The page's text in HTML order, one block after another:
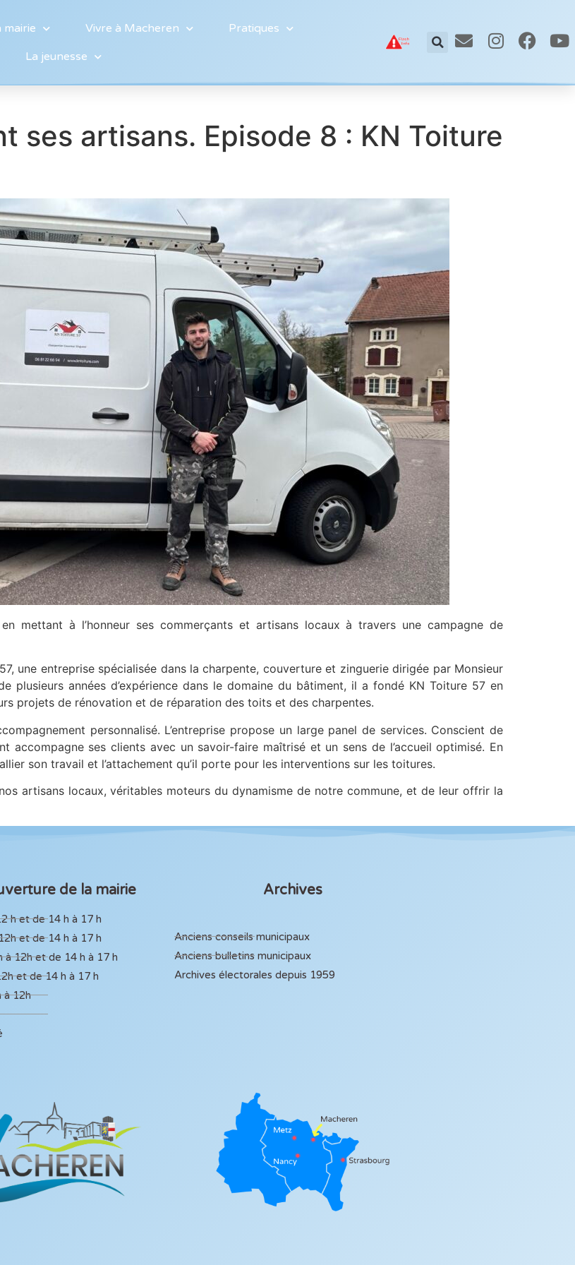
mairie Vivre à Macheren
Pratiques
La jeunesse
ses artisans. Episode 8 : KN Toiture
mettant à l’honneur ses commerçants et artisans locaux à travers une campagne de
une entreprise spécialisée dans la charpente, couverture et zinguerie dirigée par Monsieur
plusieurs années d’expérience dans le domaine du bâtiment, il a fondé KN Toiture 57 en
projets de rénovation et de réparation des toits et des charpentes.
personnalisé. L’entreprise propose un large panel de services. Conscient de
accompagne ses clients avec un savoir-faire maîtrisé et un sens de l’accueil optimisé. En
son travail et l’attachement qu’il porte pour les interventions sur les toitures.
artisans locaux, véritables moteurs du dynamisme de notre commune, et de leur offrir la
de la mairie
h et de 14 h à 17 h
et de 14 h à 17 h
à 12h et de 14 h à 17 h
et de 14 h à 17 h
à 12h
Archives
Anciens conseils municipaux
Anciens bulletins municipaux
Archives électorales depuis 1959